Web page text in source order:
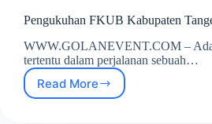
Pengukuhan FKUB Kabupaten
WWW.GOLANEVENT.COM –
tertentu dalam perjalanan sebuah…
Read MorePengukuhan